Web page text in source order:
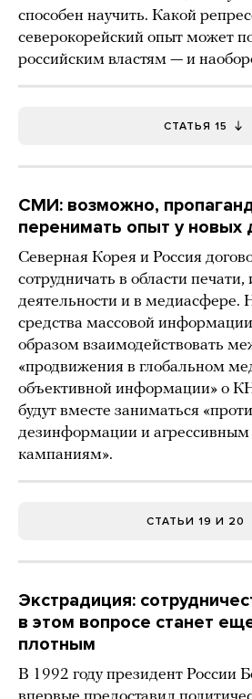
способен научить. Какой
северокорейский опыт может
российским властям — и
СТАТЬЯ 15
СМИ: возможно,
перенимать опыт у новых
Северная Корея и Россия
сотрудничать в области печати,
деятельности и в медиасфере.
средства массовой
образом взаимодействовать
«продвижения в глобальном
объективной информации» о
будут вместе заниматься
дезинформации и
кампаниям».
СТАТЬИ 19 И 20
Экстрадиция:
в этом вопросе станет
плотным
В 1992 году президент России